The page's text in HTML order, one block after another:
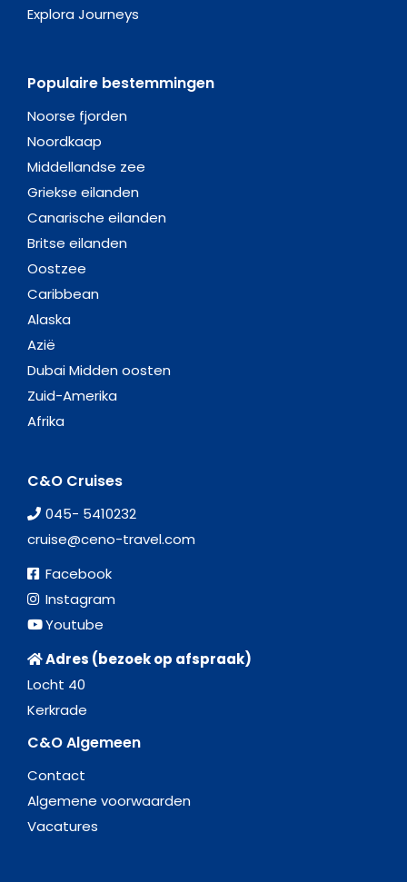
Explora Journeys
Populaire bestemmingen
Noorse fjorden
Noordkaap
Middellandse zee
Griekse eilanden
Canarische eilanden
Britse eilanden
Oostzee
Caribbean
Alaska
Azië
Dubai Midden oosten
Zuid-Amerika
Afrika
C&O Cruises
045- 5410232
cruise@ceno-travel.com
Facebook
Instagram
Youtube
Adres (bezoek op afspraak)
Locht 40
Kerkrade
C&O Algemeen
Contact
Algemene voorwaarden
Vacatures